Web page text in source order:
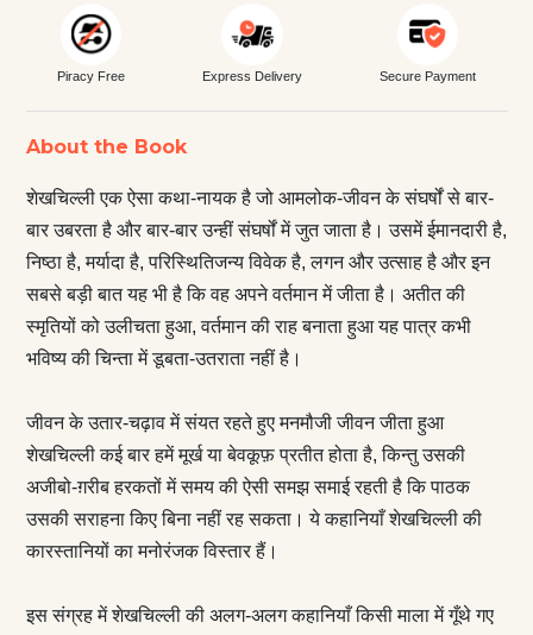
Piracy Free Express Delivery Secure Payment
About the Book
शेखचिल्ली एक ऐसा कथा-नायक है जो आमलोक-जीवन के संघर्षों से बार-
बार उबरता है और बार-बार उन्हीं संघर्षों में जुत जाता है। उसमें ईमानदारी है,
निष्ठा है, मर्यादा है, परिस्थितिजन्य विवेक है, लगन और उत्साह है और इन
सबसे बड़ी बात यह भी है कि वह अपने वर्तमान में जीता है। अतीत की
स्मृतियों को उलीचता हुआ, वर्तमान की राह बनाता हुआ यह पात्र कभी
भविष्य की चिन्ता में डूबता-उतराता नहीं है।
जीवन के उतार-चढ़ाव में संयत रहते हुए मनमौजी जीवन जीता हुआ
शेखचिल्ली कई बार हमें मूर्ख या बेवकूफ़ प्रतीत होता है, किन्तु उसकी
अजीबो-ग़रीब हरकतों में समय की ऐसी समझ समाई रहती है कि पाठक
उसकी सराहना किए बिना नहीं रह सकता। ये कहानियाँ शेखचिल्ली की
कारस्तानियों का मनोरंजक विस्तार हैं।
इस संग्रह में शेखचिल्ली की अलग-अलग कहानियाँ किसी माला में गूँथे गए